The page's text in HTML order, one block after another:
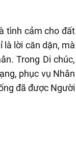
tình cảm cho đất
là lời căn dặn, mà
Trong Di chúc,
phục vụ Nhân
đã được Người